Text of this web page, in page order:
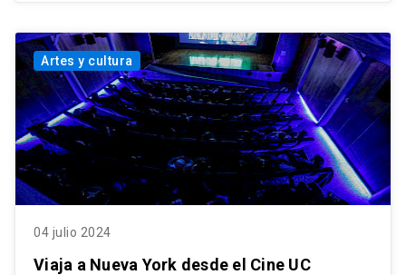
Artes y cultura
04 julio 2024
Viaja a Nueva York desde el Cine UC